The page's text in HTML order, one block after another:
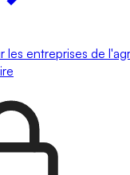
les entreprises de